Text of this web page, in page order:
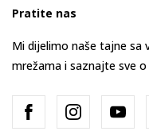
Pratite nas
Mi dijelimo naše tajne sa
mrežama i saznajte sve